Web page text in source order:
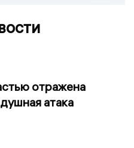
отражена
атака